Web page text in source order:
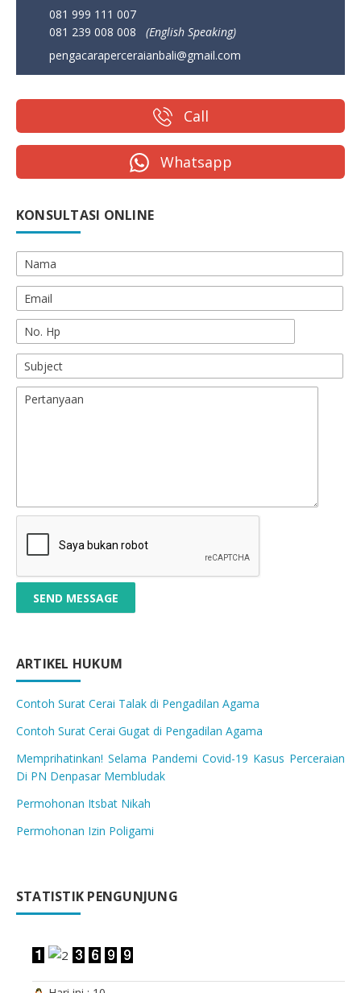
081 999 111 007
081 239 008 008 (English Speaking)
pengacaraperceraianbali@gmail.com
Call
Whatsapp
KONSULTASI ONLINE
ARTIKEL HUKUM
Contoh Surat Cerai Talak di Pengadilan Agama
Contoh Surat Cerai Gugat di Pengadilan Agama
Memprihatinkan! Selama Pandemi Covid-19 Kasus Perceraian
Di PN Denpasar Membludak
Permohonan Itsbat Nikah
Permohonan Izin Poligami
STATISTIK PENGUNJUNG